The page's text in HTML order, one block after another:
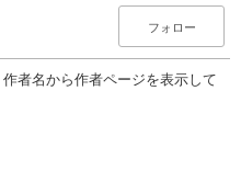
カート
フォロー
者名から作者ページを表示して